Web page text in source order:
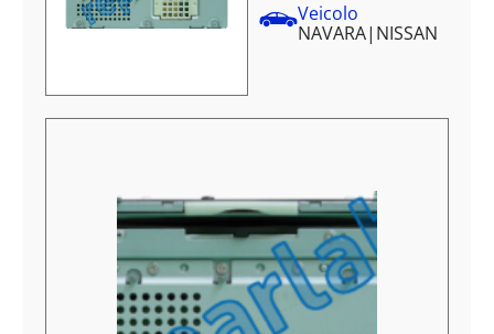
Veicolo
NAVARA| NISSAN